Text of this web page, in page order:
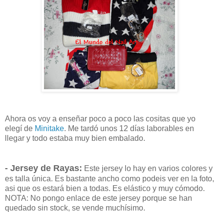
Ahora os voy a enseñar poco a poco las cositas que yo
elegí de Minitake. Me tardó unos 12 días laborables en
llegar y todo estaba muy bien embalado.
- Jersey de Rayas: Este jersey lo hay en varios colores y
es talla única. Es bastante ancho como podeis ver en la foto,
asi que os estará bien a todas. Es elástico y muy cómodo.
NOTA: No pongo enlace de este jersey porque se han
quedado sin stock, se vende muchísimo.